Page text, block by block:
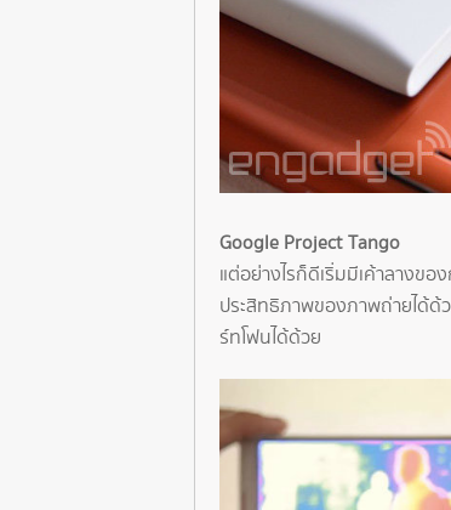
Google Project Tango
แต่อย่างไรก็ดีเริ่มมีเค้าลางข
ประสิทธิภาพของภาพถ่ายได้
ร์ทโฟนได้ด้วย